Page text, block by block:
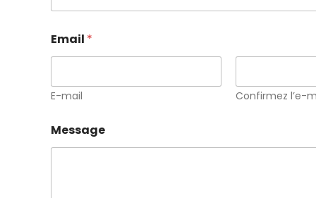
s
a
g
e
Email *
E-mail Confirmez l’e-
Message